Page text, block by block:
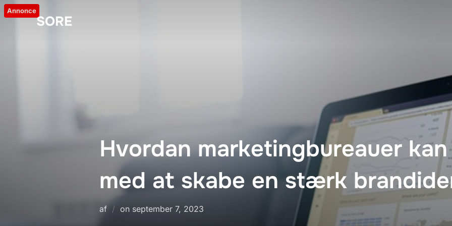
Videre
til
SORE
Annonce
Hvordan marketingbureauer
med at skabe en stærk
af on Udgivet
september 7, 2023